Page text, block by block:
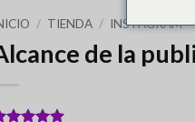
/ TIENDA / INSTAGRAM
de la